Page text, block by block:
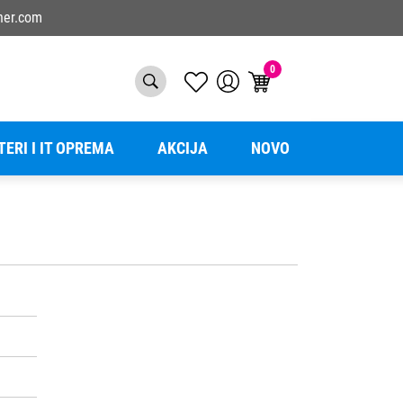
0
I IT OPREMA AKCIJA NOVO